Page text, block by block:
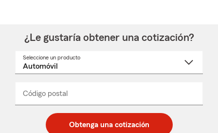
¿Le gustaría obtener una cotización?
Seleccione un producto
desplegable
Código postal
de
de
_____
Obtenga una cotización